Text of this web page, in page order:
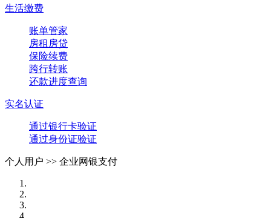
生活缴费
账单管家
房租房贷
保险续费
跨行转账
还款进度查询
实名认证
通过银行卡验证
通过身份证验证
个人用户 >> 企业网银支付